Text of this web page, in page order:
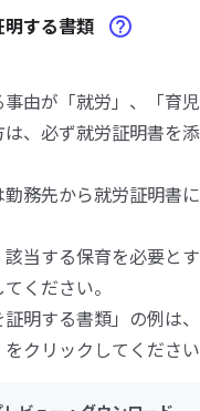
する書類
事由が「就労」、「育
、必ず就労証明書を
務先から就労証明書
該当する保育を必要と
ください。
証明する書類」の例は
クリックしてください